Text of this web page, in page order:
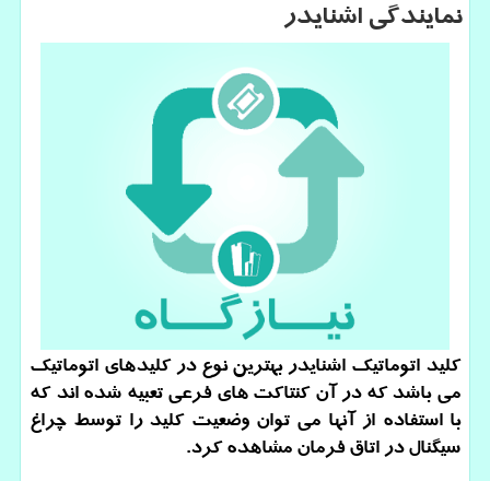
نمایندگی اشنایدر
كلید اتوماتیك اشنایدر بهترین نوع در كلیدهای اتوماتیك
می باشد كه در آن كنتاكت های فرعی تعبیه شده اند كه
با استفاده از آنها می توان وضعیت كلید را توسط چراغ
سیگنال در اتاق فرمان مشاهده كرد.